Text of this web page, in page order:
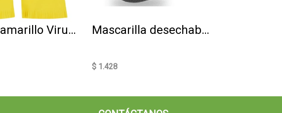
Guante amarillo Virutex Mascarilla desechable 50 un
$ 1.428